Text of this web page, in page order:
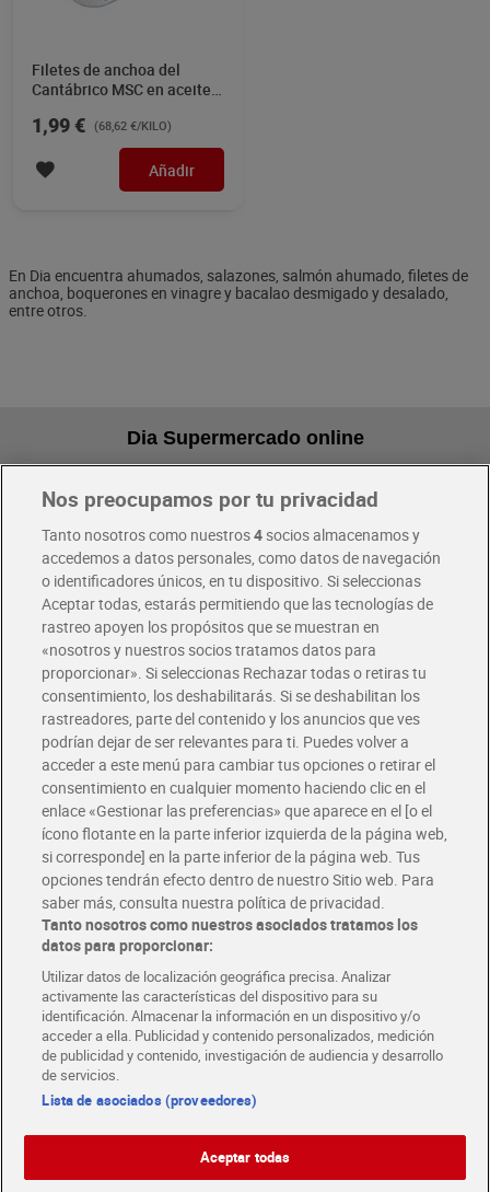
Filetes de anchoa del
Cantábrico MSC en aceite
Mari Marinera 29 g
1,99 € (68,62 €/KILO)
Añadir
En Dia encuentra ahumados, salazones, salmón ahumado, filetes de
anchoa, boquerones en vinagre y bacalao desmigado y desalado,
entre otros.
Dia Supermercado online
Pide hoy, recibe hoy
Envío gratis por compras superiores a 100€
Envío estandar por 4,99€
Glovo y Uber Eats
Solicita tu factura de Glovo o Uber Eats
Únete al CLUB Dia
Disfruta las ventajas y ofertas exclusivas.
Descárgate la APP Dia
Folletos y Tiendas
Descubre las mejores ofertas y busca tu tienda más cercana
Tarjeta MaX Dia
Te devuelve hasta 8€/mes de tus compras.
¡Solicita tu tarjeta de crédito aquí!
COMER MEJOR CADA DIA
COLABORA CON DIA ABRE TU TIENDA DIA CORPORATE
Nos preocupamos por tu privacidad
Tanto nosotros como nuestros4socios almacenamos y
accedemos a datos personales, como datos de navegación
o identificadores únicos, en tu dispositivo. Si seleccionas
Aceptar todas, estarás permitiendo que las tecnologías de
rastreo apoyen los propósitos que se muestran en
«nosotros y nuestros socios tratamos datos para
proporcionar». Si seleccionas Rechazar todas o retiras tu
consentimiento, los deshabilitarás. Si se deshabilitan los
rastreadores, parte del contenido y los anuncios que ves
podrían dejar de ser relevantes para ti. Puedes volver a
acceder a este menú para cambiar tus opciones o retirar el
consentimiento en cualquier momento haciendo clic en el
enlace «Gestionar las preferencias» que aparece en el [o el
ícono flotante en la parte inferior izquierda de la página web,
si corresponde] en la parte inferior de la página web. Tus
opciones tendrán efecto dentro de nuestro Sitio web. Para
saber más, consulta nuestra política de privacidad.
Tanto nosotros como nuestros asociados tratamos los
datos para proporcionar:
Utilizar datos de localización geográfica precisa. Analizar
activamente las características del dispositivo para su
identificación. Almacenar la información en un dispositivo y/o
acceder a ella. Publicidad y contenido personalizados, medición
de publicidad y contenido, investigación de audiencia y desarrollo
de servicios.
Lista de asociados (proveedores)
Aceptar todas